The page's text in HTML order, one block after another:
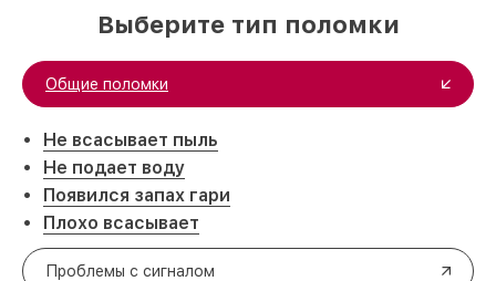
Выберите тип поломки
Общие поломки
Не всасывает пыль
Не подает воду
Появился запах гари
Плохо всасывает
Проблемы с сигналом